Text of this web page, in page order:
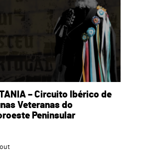
– Circuito Ibérico de
Veteranas do
Peninsular
out